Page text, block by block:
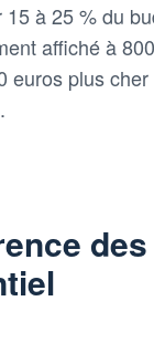
à 25 % du
affiché à
euros plus